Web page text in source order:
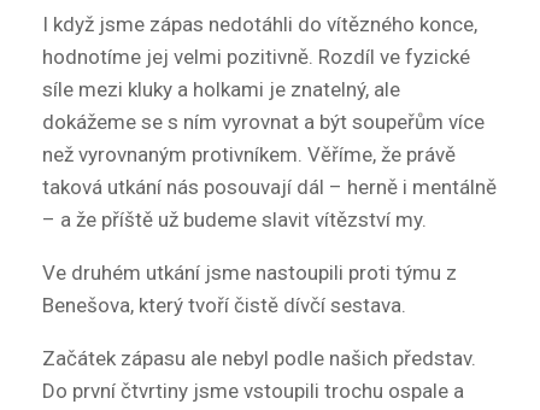
I když jsme zápas nedotáhli do vítězného konce,
hodnotíme jej velmi pozitivně. Rozdíl ve fyzické
síle mezi kluky a holkami je znatelný, ale
dokážeme se s ním vyrovnat a být soupeřům více
než vyrovnaným protivníkem. Věříme, že právě
taková utkání nás posouvají dál – herně i mentálně
– a že příště už budeme slavit vítězství my.
Ve druhém utkání jsme nastoupili proti týmu z
Benešova, který tvoří čistě dívčí sestava.
Začátek zápasu ale nebyl podle našich představ.
Do první čtvrtiny jsme vstoupili trochu ospale a